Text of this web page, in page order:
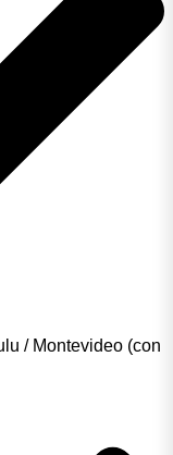
/ Montevideo (con